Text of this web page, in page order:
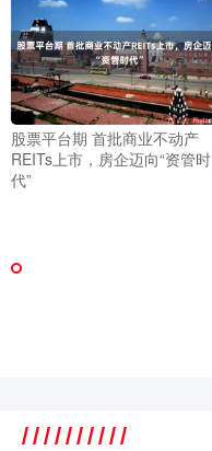
股票平台期 首批商业不动产
REITs上市，房企迈向“资管时
代”